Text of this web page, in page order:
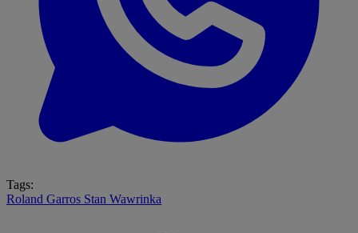
Tags:
Roland Garros Stan Wawrinka